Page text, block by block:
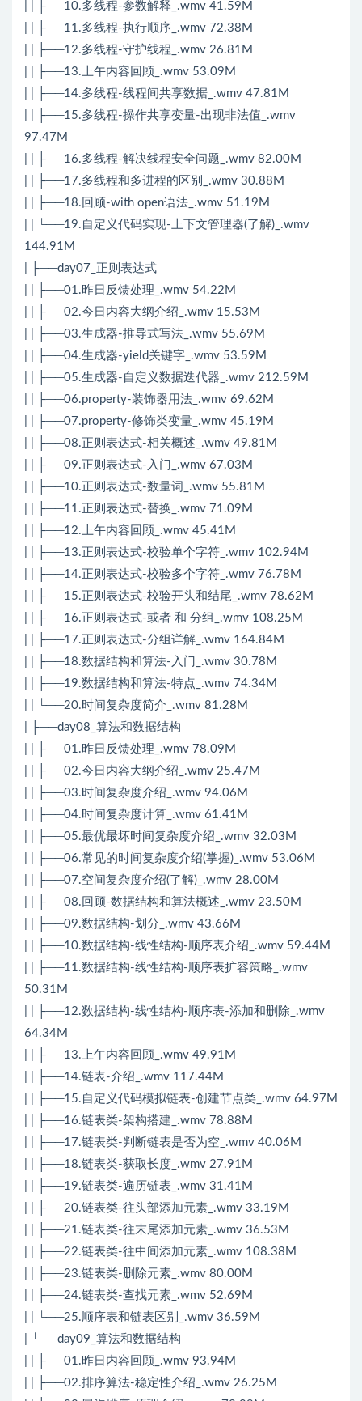
| | ├──10.多线程-参数解释_.wmv 41.59M
| | ├──11.多线程-执行顺序_.wmv 72.38M
| | ├──12.多线程-守护线程_.wmv 26.81M
| | ├──13.上午内容回顾_.wmv 53.09M
| | ├──14.多线程-线程间共享数据_.wmv 47.81M
| | ├──15.多线程-操作共享变量-出现非法值_.wmv
97.47M
| | ├──16.多线程-解决线程安全问题_.wmv 82.00M
| | ├──17.多线程和多进程的区别_.wmv 30.88M
| | ├──18.回顾-with open语法_.wmv 51.19M
| | └──19.自定义代码实现-上下文管理器(了解)_.wmv
144.91M
| ├──day07_正则表达式
| | ├──01.昨日反馈处理_.wmv 54.22M
| | ├──02.今日内容大纲介绍_.wmv 15.53M
| | ├──03.生成器-推导式写法_.wmv 55.69M
| | ├──04.生成器-yield关键字_.wmv 53.59M
| | ├──05.生成器-自定义数据迭代器_.wmv 212.59M
| | ├──06.property-装饰器用法_.wmv 69.62M
| | ├──07.property-修饰类变量_.wmv 45.19M
| | ├──08.正则表达式-相关概述_.wmv 49.81M
| | ├──09.正则表达式-入门_.wmv 67.03M
| | ├──10.正则表达式-数量词_.wmv 55.81M
| | ├──11.正则表达式-替换_.wmv 71.09M
| | ├──12.上午内容回顾_.wmv 45.41M
| | ├──13.正则表达式-校验单个字符_.wmv 102.94M
| | ├──14.正则表达式-校验多个字符_.wmv 76.78M
| | ├──15.正则表达式-校验开头和结尾_.wmv 78.62M
| | ├──16.正则表达式-或者 和 分组_.wmv 108.25M
| | ├──17.正则表达式-分组详解_.wmv 164.84M
| | ├──18.数据结构和算法-入门_.wmv 30.78M
| | ├──19.数据结构和算法-特点_.wmv 74.34M
| | └──20.时间复杂度简介_.wmv 81.28M
| ├──day08_算法和数据结构
| | ├──01.昨日反馈处理_.wmv 78.09M
| | ├──02.今日内容大纲介绍_.wmv 25.47M
| | ├──03.时间复杂度介绍_.wmv 94.06M
| | ├──04.时间复杂度计算_.wmv 61.41M
| | ├──05.最优最坏时间复杂度介绍_.wmv 32.03M
| | ├──06.常见的时间复杂度介绍(掌握)_.wmv 53.06M
| | ├──07.空间复杂度介绍(了解)_.wmv 28.00M
| | ├──08.回顾-数据结构和算法概述_.wmv 23.50M
| | ├──09.数据结构-划分_.wmv 43.66M
| | ├──10.数据结构-线性结构-顺序表介绍_.wmv 59.44M
| | ├──11.数据结构-线性结构-顺序表扩容策略_.wmv
50.31M
| | ├──12.数据结构-线性结构-顺序表-添加和删除_.wmv
64.34M
| | ├──13.上午内容回顾_.wmv 49.91M
| | ├──14.链表-介绍_.wmv 117.44M
| | ├──15.自定义代码模拟链表-创建节点类_.wmv 64.97M
| | ├──16.链表类-架构搭建_.wmv 78.88M
| | ├──17.链表类-判断链表是否为空_.wmv 40.06M
| | ├──18.链表类-获取长度_.wmv 27.91M
| | ├──19.链表类-遍历链表_.wmv 31.41M
| | ├──20.链表类-往头部添加元素_.wmv 33.19M
| | ├──21.链表类-往末尾添加元素_.wmv 36.53M
| | ├──22.链表类-往中间添加元素_.wmv 108.38M
| | ├──23.链表类-删除元素_.wmv 80.00M
| | ├──24.链表类-查找元素_.wmv 52.69M
| | └──25.顺序表和链表区别_.wmv 36.59M
| └──day09_算法和数据结构
| | ├──01.昨日内容回顾_.wmv 93.94M
| | ├──02.排序算法-稳定性介绍_.wmv 26.25M